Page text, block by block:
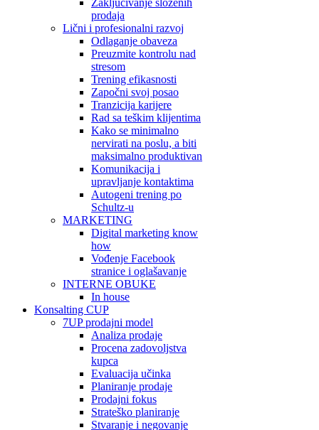
Zaključivanje složenih
prodaja
Lični i profesionalni razvoj
Odlaganje obaveza
Preuzmite kontrolu nad
stresom
Trening efikasnosti
Započni svoj posao
Tranzicija karijere
Rad sa teškim klijentima
Kako se minimalno
nervirati na poslu, a biti
maksimalno produktivan
Komunikacija i
upravljanje kontaktima
Autogeni trening po
Schultz-u
MARKETING
Digital marketing know
how
Vođenje Facebook
stranice i oglašavanje
INTERNE OBUKE
In house
Konsalting CUP
7UP prodajni model
Analiza prodaje
Procena zadovoljstva
kupca
Evaluacija učinka
Planiranje prodaje
Prodajni fokus
Strateško planiranje
Stvaranje i negovanje